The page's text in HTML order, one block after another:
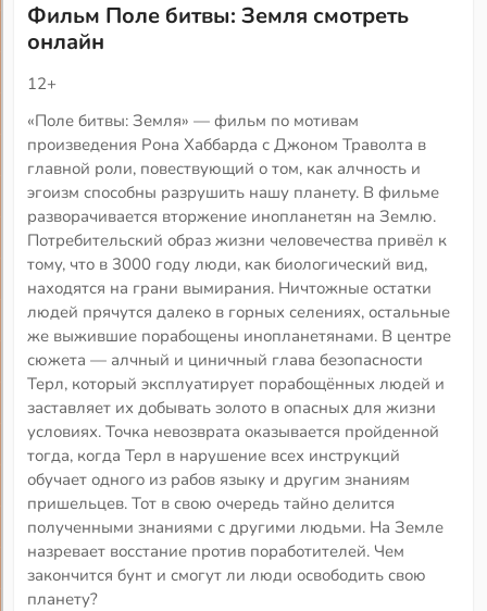
Фильм Поле битвы: Земля смотреть
онлайн
12+
«Поле битвы: Земля» — фильм по мотивам
произведения Рона Хаббарда с Джоном Траволта в
главной роли, повествующий о том, как алчность и
эгоизм способны разрушить нашу планету. В фильме
разворачивается вторжение инопланетян на Землю.
Потребительский образ жизни человечества привёл к
тому, что в 3000 году люди, как биологический вид,
находятся на грани вымирания. Ничтожные остатки
людей прячутся далеко в горных селениях, остальные
же выжившие порабощены инопланетянами. В центре
сюжета — алчный и циничный глава безопасности
Терл, который эксплуатирует порабощённых людей и
заставляет их добывать золото в опасных для жизни
условиях. Точка невозврата оказывается пройденной
тогда, когда Терл в нарушение всех инструкций
обучает одного из рабов языку и другим знаниям
пришельцев. Тот в свою очередь тайно делится
полученными знаниями с другими людьми. На Земле
назревает восстание против поработителей. Чем
закончится бунт и смогут ли люди освободить свою
планету?